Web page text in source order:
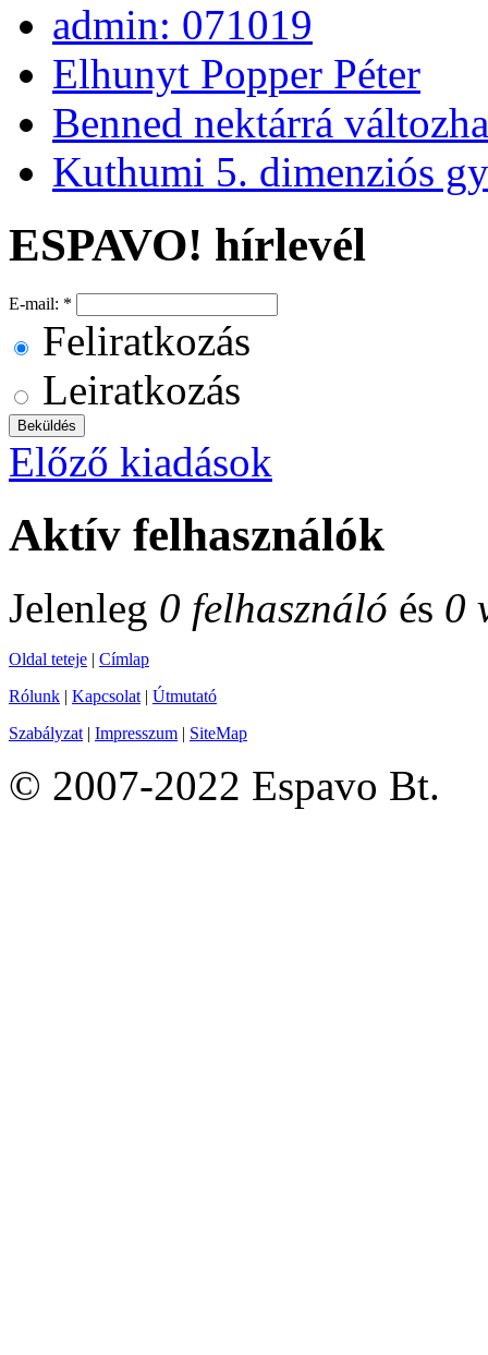
admin: 071019
Elhunyt Popper Péter
Benned nektárrá
Kuthumi 5. dimenziós
ESPAVO! hírlevél
E-mail: *
Feliratkozás
Leiratkozás
Előző kiadások
Aktív felhasználók
Jelenleg 0 felhasználó és 0
Oldal teteje | Címlap
Rólunk | Kapcsolat | Útmutató
Szabályzat | Impresszum | SiteMap
© 2007-2022 Espavo Bt.